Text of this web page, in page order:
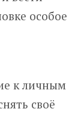
особое
к личным
своё